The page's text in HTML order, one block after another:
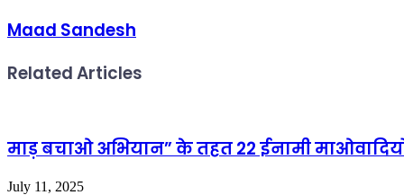
Maad Sandesh
Related Articles
माड़ बचाओ अभियान” के तहत 22 ईनामी
July 11, 2025